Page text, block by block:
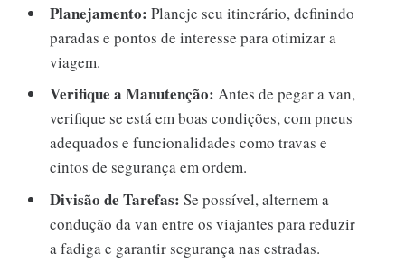
Planejamento: Planeje seu itinerário, definindo
paradas e pontos de interesse para otimizar a
viagem.
Verifique a Manutenção: Antes de pegar a van,
verifique se está em boas condições, com pneus
adequados e funcionalidades como travas e
cintos de segurança em ordem.
Divisão de Tarefas: Se possível, alternem a
condução da van entre os viajantes para reduzir
a fadiga e garantir segurança nas estradas.